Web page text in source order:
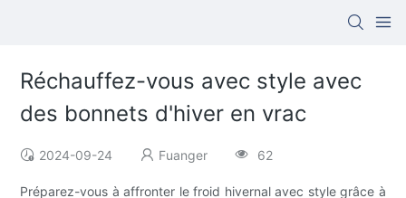
Réchauffez-vous avec style avec
des bonnets d'hiver en vrac
2024-09-24 Fuanger 62
Préparez-vous à affronter le froid hivernal avec style grâce à